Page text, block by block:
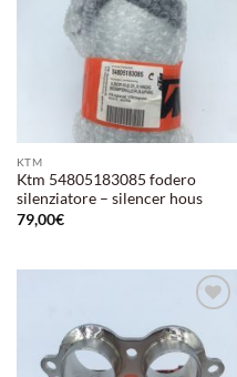
KTM
Ktm 54805183085 fodero
silenziatore – silencer hous
79,00€
Aggiungi
alla lista
dei
desideri